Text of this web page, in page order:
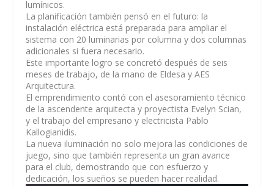
lumínicos.
La planificación también pensó en el futuro: la
instalación eléctrica está preparada para ampliar el
sistema con 20 luminarias por columna y dos columnas
adicionales si fuera necesario.
Este importante logro se concretó después de seis
meses de trabajo, de la mano de Eldesa y AES
Arquitectura.
El emprendimiento contó con el asesoramiento técnico
de la ascendente arquitecta y proyectista Evelyn Scian,
y el trabajo del empresario y electricista Pablo
Kallogianidis.
La nueva iluminación no solo mejora las condiciones de
juego, sino que también representa un gran avance
para el club, demostrando que con esfuerzo y
dedicación, los sueños se pueden hacer realidad.